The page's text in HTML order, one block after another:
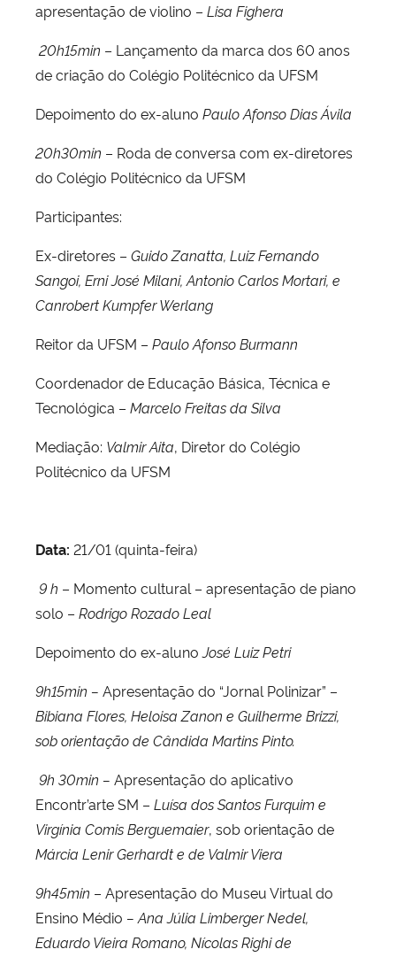
apresentação de violino – Lisa Fighera
20h15min – Lançamento da marca dos 60 anos
de criação do Colégio Politécnico da UFSM
Depoimento do ex-aluno Paulo Afonso Dias Ávila
20h30min – Roda de conversa com ex-diretores
do Colégio Politécnico da UFSM
Participantes:
Ex-diretores – Guido Zanatta, Luiz Fernando
Sangoi, Erni José Milani, Antonio Carlos Mortari, e
Canrobert Kumpfer Werlang
Reitor da UFSM – Paulo Afonso Burmann
Coordenador de Educação Básica, Técnica e
Tecnológica – Marcelo Freitas da Silva
Mediação: Valmir Aita, Diretor do Colégio
Politécnico da UFSM
Data: 21/01 (quinta-feira)
9 h – Momento cultural – apresentação de piano
solo – Rodrigo Rozado Leal
Depoimento do ex-alunoJosé Luiz Petri
9h15min – Apresentação do “Jornal Polinizar” –
Bibiana Flores, Heloisa Zanon e Guilherme Brizzi,
sob orientação de Cândida Martins Pinto.
9h 30min – Apresentação do aplicativo
Encontr’arte SM – L uísa dos Santos Furquim e
Virgínia Comis Berguemaier, sob orientação de
Márcia Lenir Gerhardt e de Valmir Viera
9h45min – Apresentação do Museu Virtual do
Ensino Médio – Ana Júlia Limberger Nedel,
Eduardo Vieira Romano, Nícolas Righi de